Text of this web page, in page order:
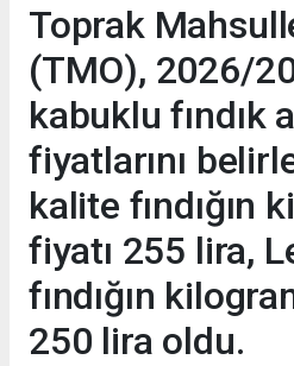
Toprak
(TMO), 2026/
kabuklu fındık
fiyatlarını
kalite fındığın
fiyatı 255 lira,
fındığın
250 lira oldu.